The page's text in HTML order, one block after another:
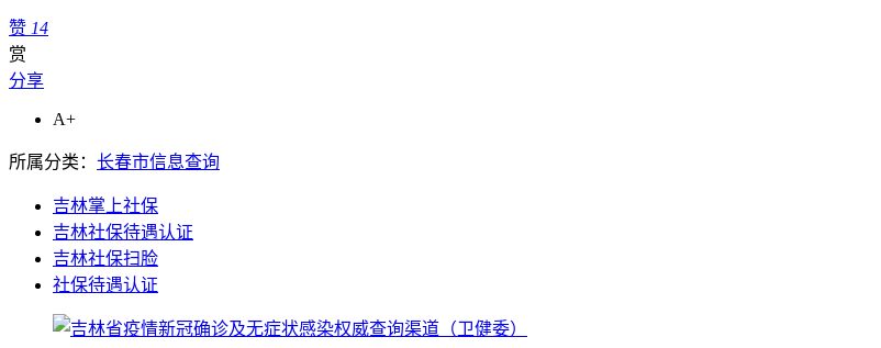
赞 14
赏
分享
A+
所属分类： 长春市信息查询
吉林掌上社保
吉林社保待遇认证
吉林社保扫脸
社保待遇认证